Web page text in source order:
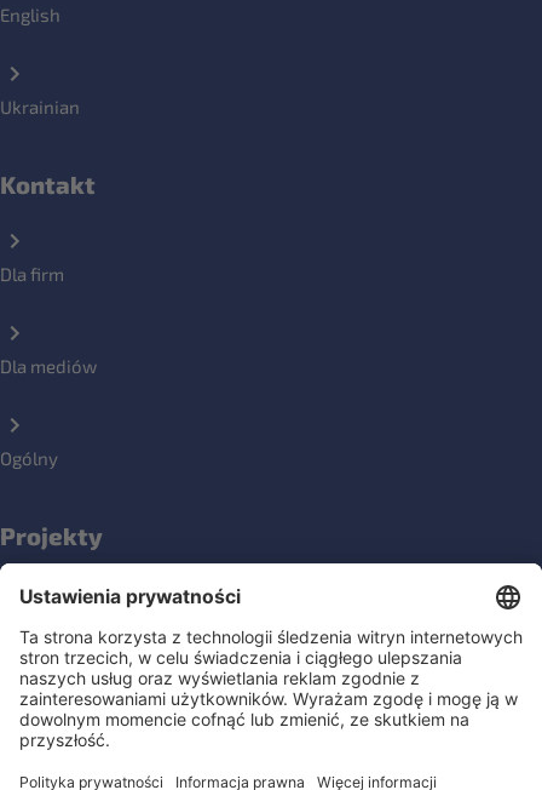
English
Ukrainian
Kontakt
Dla firm
Dla mediów
Ogólny
Projekty
NOPLANETB
Społeczności